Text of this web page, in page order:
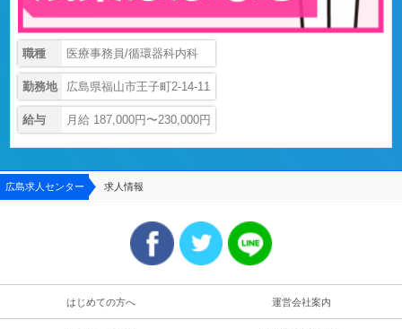
職種 医療事務員/循環器科内科
勤務地 広島県福山市王子町2-14-11
給与 月給 187,000円〜230,000円
広島求人センター 求人情報
はじめての方へ 運営会社案内